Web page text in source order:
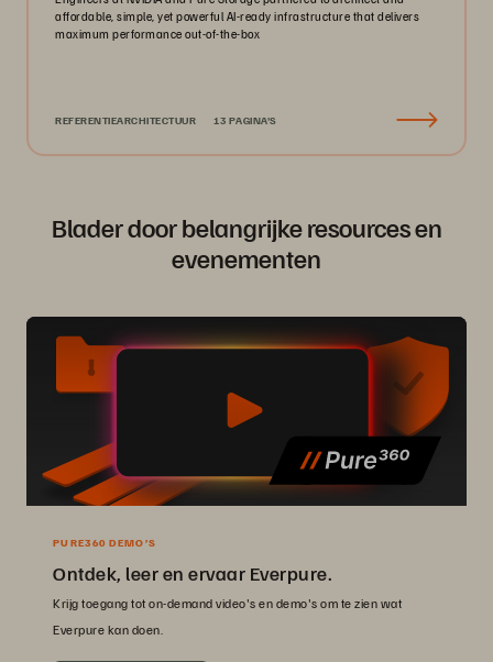
affordable, simple, yet powerful AI-ready infrastructure that delivers
maximum performance out-of-the-box
REFERENTIEARCHITECTUUR 13 PAGINA'S
Blader door belangrijke resources en
evenementen
PURE360 DEMO’S
Ontdek, leer en ervaar Everpure.
Krijg toegang tot on-demand video's en demo's om te zien wat
Everpure kan doen.